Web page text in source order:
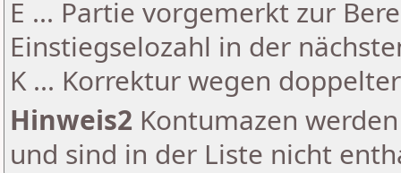
E ... Partie vorgemerkt zur
Einstiegselozahl in der
K ... Korrektur wegen
Hinweis2 Kontumazen
und sind in der Liste nicht